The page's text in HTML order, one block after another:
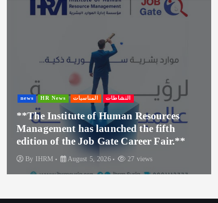
Resources
the fifth
Career Fair.**
27 views
news HR News المناسبات
Bin Haseeb Coffee’s
Hospitality Sponsor
Where 5?” Event
ByIHRM